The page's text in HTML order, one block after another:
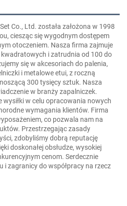
Co., Ltd. została założona w 1998
ciesząc się wygodnym dostępem
otoczeniem. Nasza firma zajmuje
i zatrudnia od 100 do
się w akcesoriach do palenia,
i metalowe etui, z roczną
300 tysięcy sztuk. Nasza
w branży zapalniczek.
wysiłki w celu opracowania nowych
wymagania klientów. Firma
co pozwala nam na
Przestrzegając zasady
zdobyliśmy dobrą reputację
doskonałej obsłudze, wysokiej
cenom. Serdecznie
i zagranicy do współpracy na rzecz